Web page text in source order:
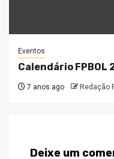
Eventos
Calendário FPBOL
7 anos ago Redação
Deixe um